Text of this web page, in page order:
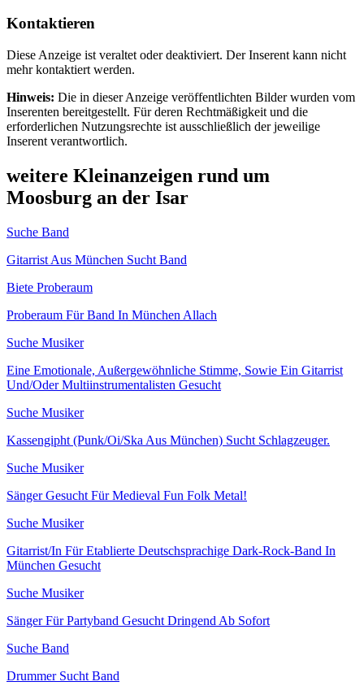
Kontaktieren
Diese Anzeige ist veraltet oder deaktiviert. Der Inserent kann nicht
mehr kontaktiert werden.
Hinweis: Die in dieser Anzeige veröffentlichten Bilder wurden vom
Inserenten bereitgestellt. Für deren Rechtmäßigkeit und die
erforderlichen Nutzungsrechte ist ausschließlich der jeweilige
Inserent verantwortlich.
weitere Kleinanzeigen rund um
Moosburg an der Isar
Suche Band
Gitarrist Aus München Sucht Band
Biete Proberaum
Proberaum Für Band In München Allach
Suche Musiker
Eine Emotionale, Außergewöhnliche Stimme, Sowie Ein Gitarrist
Und/Oder Multiinstrumentalisten Gesucht
Suche Musiker
Kassengipht (Punk/Oi/Ska Aus München) Sucht Schlagzeuger.
Suche Musiker
Sänger Gesucht Für Medieval Fun Folk Metal!
Suche Musiker
Gitarrist/In Für Etablierte Deutschsprachige Dark-Rock-Band In
München Gesucht
Suche Musiker
Sänger Für Partyband Gesucht Dringend Ab Sofort
Suche Band
Drummer Sucht Band